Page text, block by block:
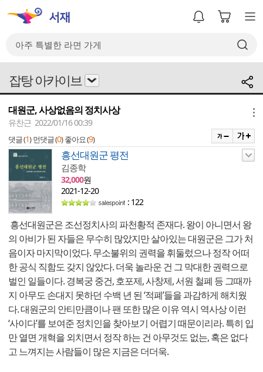
잡탕 아카이브
대원군, 사상없음의 정치사상
유찬근 2022/01/16 00:39
댓글 (1) 먼댓글 (0) 좋아요 (9)
흥선대원군 평전
김종학
32,000원
2021-12-20
: 122
흥선대원군은 조선정치사의 파천황적 존재다. 왕이 아니면서 왕
의 아비가 된 자들은 무수히 많았지만 살아있는 대원군은 그가 처
음이자 마지막이었다. 무소불위의 권력을 휘둘렀으나 정작 어떠
한 공식 직함도 갖지 않았다. 더욱 놀라운 건 그 막대한 권력으로
벌인 일들이다. 경복궁 중건, 호포제, 사창제, 서원 철폐 등 그때까
지 아무도 손대지 못하던 수백 년 된 ‘적폐’들을 과감하게 해치웠
다. 대원군의 안티만큼이나 팬 또한 많은 이유 역시 역사상 이런
‘사이다’를 보여준 정치인을 찾아보기 어렵기 때문이리라. 특히 입
만 열면 개혁을 외치면서 정작 하는 건 아무것도 없는, 혹은 없다
고 느껴지는 사람들이 많은 지금은 더더욱.